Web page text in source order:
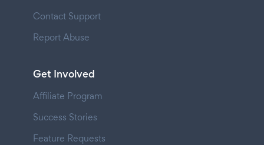
Contact Support
Report Abuse
Get Involved
Affiliate Program
Success Stories
Feature Requests